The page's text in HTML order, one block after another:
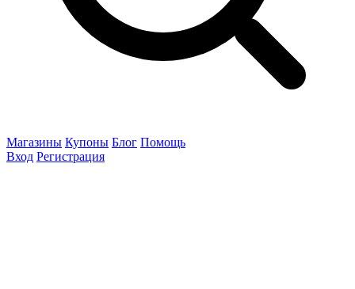
Магазины Купоны Блог Помощь
Вход Регистрация